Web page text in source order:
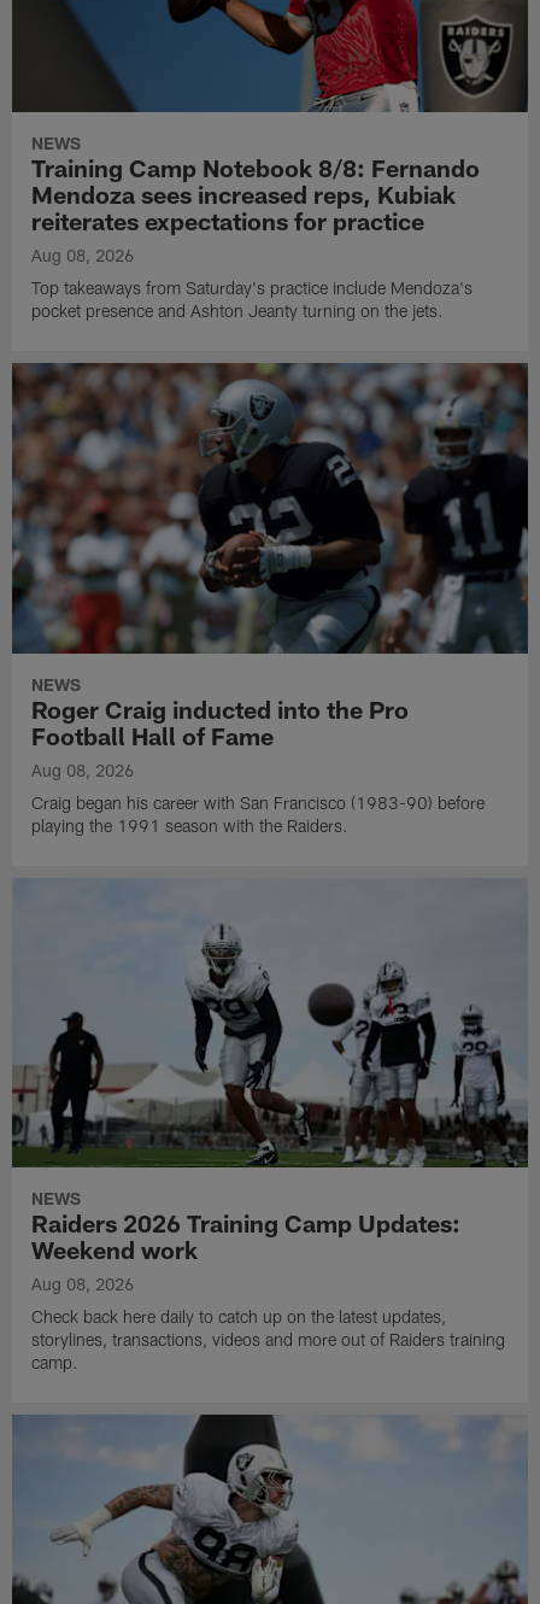
NEWS
Training Camp Notebook 8/8: Fernando
Mendoza sees increased reps, Kubiak
reiterates expectations for practice
Aug 08, 2026
Top takeaways from Saturday's practice include Mendoza's
pocket presence and Ashton Jeanty turning on the jets.
NEWS
Roger Craig inducted into the Pro
Football Hall of Fame
Aug 08, 2026
Craig began his career with San Francisco (1983-90) before
playing the 1991 season with the Raiders.
NEWS
Raiders 2026 Training Camp Updates:
Weekend work
Aug 08, 2026
Check back here daily to catch up on the latest updates,
storylines, transactions, videos and more out of Raiders training
camp.